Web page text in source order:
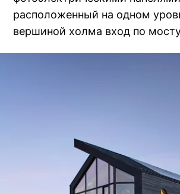
расположенный на одном
вершиной холма вход по